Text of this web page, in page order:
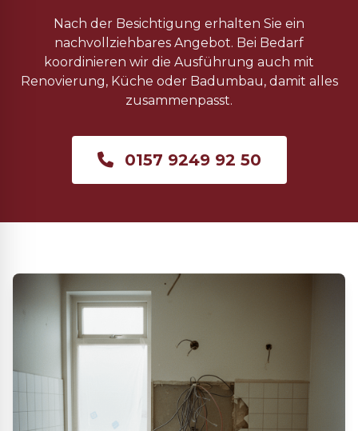
Nach der Besichtigung erhalten Sie ein
nachvollziehbares Angebot. Bei Bedarf
koordinieren wir die Ausführung auch mit
Renovierung, Küche oder Badumbau, damit alles
zusammenpasst.
0157 9249 92 50